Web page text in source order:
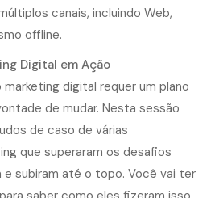
canais, incluindo Web,
offline.
Digital em Ação
digital requer um plano
de mudar. Nesta sessão
de caso de várias
que superaram os desafios
subiram até o topo. Você vai ter